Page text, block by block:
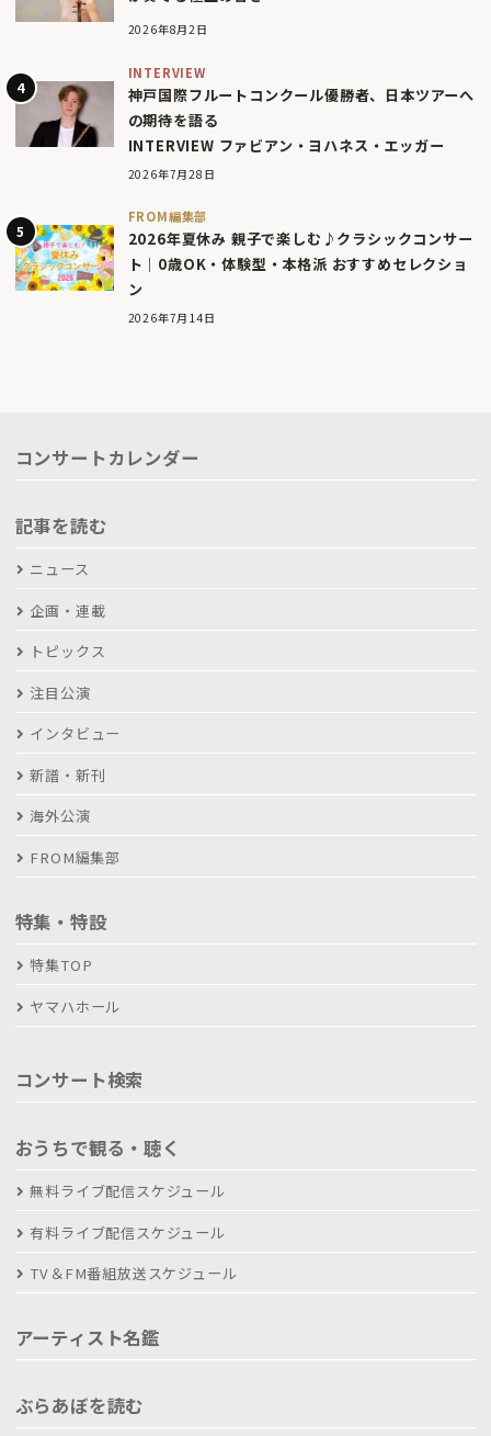
2026年8月2日
INTERVIEW
神戸国際フルートコンクール優勝者、日本ツアーへ
の期待を語る
INTERVIEW ファビアン・ヨハネス・エッガー
2026年7月28日
FROM編集部
2026年夏休み 親子で楽しむ♪クラシックコンサー
ト｜0歳OK・体験型・本格派 おすすめセレクショ
ン
2026年7月14日
コンサートカレンダー
記事を読む
ニュース
企画・連載
トピックス
注目公演
インタビュー
新譜・新刊
海外公演
FROM編集部
特集・特設
特集TOP
ヤマハホール
コンサート検索
おうちで観る・聴く
無料ライブ配信スケジュール
有料ライブ配信スケジュール
TV＆FM番組放送スケジュール
アーティスト名鑑
ぶらあぼを読む